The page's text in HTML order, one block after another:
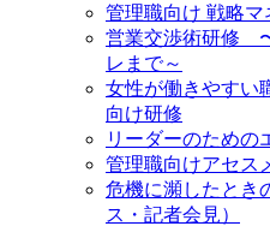
管理職向け 戦略
営業交渉術研修
レまで～
女性が働きやすい
向け研修
リーダーのための
管理職向けアセス
危機に瀕したとき
ス・記者会見）